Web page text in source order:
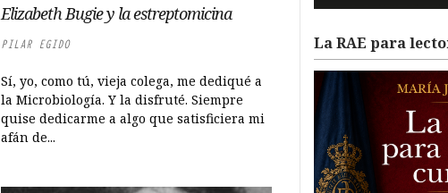
Elizabeth Bugie y la estreptomicina
PILAR EGIDO
Sí, yo, como tú, vieja colega, me dediqué a
la Microbiología. Y la disfruté. Siempre
quise dedicarme a algo que satisficiera mi
afán de...
La RAE para